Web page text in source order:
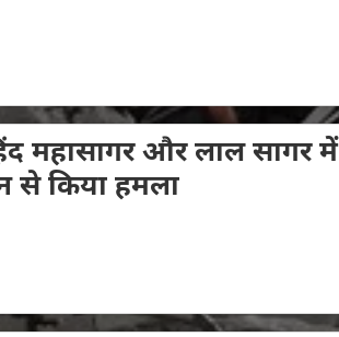
महासागर और लाल सागर में
से किया हमला